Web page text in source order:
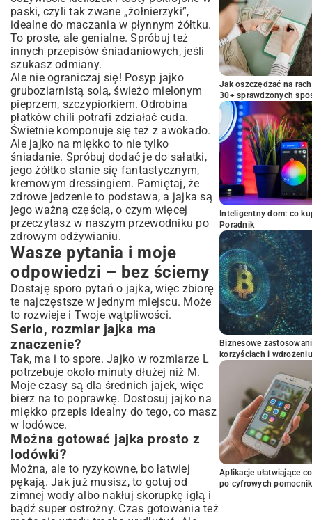
paski, czyli tak zwane „żołnierzyki”,
idealne do maczania w płynnym żółtku.
To proste, ale genialne. Spróbuj też
innych przepisów śniadaniowych, jeśli
szukasz odmiany.
Ale nie ograniczaj się! Posyp jajko
gruboziarnistą solą, świeżo mielonym
pieprzem, szczypiorkiem. Odrobina
płatków chili potrafi zdziałać cuda.
Świetnie komponuje się też z awokado.
Ale jajko na miękko to nie tylko
śniadanie. Spróbuj dodać je do sałatki,
jego żółtko stanie się fantastycznym,
kremowym dressingiem. Pamiętaj, że
zdrowe jedzenie to podstawa, a jajka są
jego ważną częścią, o czym więcej
przeczytasz w naszym przewodniku po
zdrowym odżywianiu.
Wasze pytania i moje
odpowiedzi – bez ściemy
Dostaję sporo pytań o jajka, więc zbiorę
te najczęstsze w jednym miejscu. Może
to rozwieje i Twoje wątpliwości.
Serio, rozmiar jajka ma
znaczenie?
Tak, ma i to spore. Jajko w rozmiarze L
potrzebuje około minuty dłużej niż M.
Moje czasy są dla średnich jajek, więc
bierz na to poprawkę. Dostosuj jajko na
miękko przepis idealny do tego, co masz
w lodówce.
Można gotować jajka prosto z
lodówki?
Można, ale to ryzykowne, bo łatwiej
pękają. Jak już musisz, to gotuj od
zimnej wody albo nakłuj skorupkę igłą i
bądź super ostrożny. Czas gotowania też
Jak oszczędzać na
30+ sprawdzonych
Inteligentny dom: co
Poradnik
Biznesowe
korzyściach i wdrożeniu
Aplikacje ułatwiające
po cyfrowych